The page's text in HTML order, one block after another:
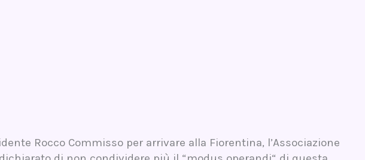
Rocco Commisso per arrivare alla Fiorentina, l’Associazione